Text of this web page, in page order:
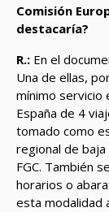
Comisión
destacaría?
R.: En el
Una de ellas,
mínimo servicio
España de 4
tomado como
regional de
FGC. También
horarios o
esta modalidad